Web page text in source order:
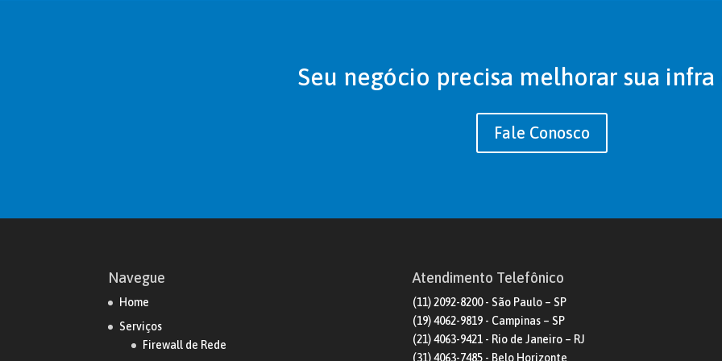
Seu negócio precisa melhorar sua infra
Fale Conosco
Navegue
Home
Serviços
Firewall de Rede
Atendimento Telefônico
(11) 2092-8200 - São Paulo – SP
(19) 4062-9819 - Campinas – SP
(21) 4063-9421 - Rio de Janeiro – RJ
(31) 4063-7485 - Belo Horizonte